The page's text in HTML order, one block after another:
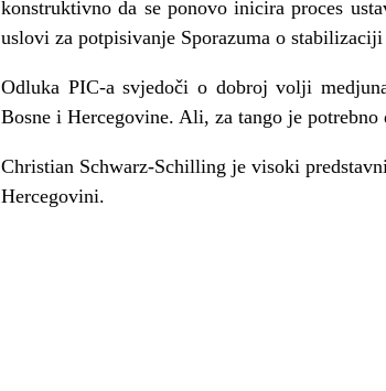
konstruktivno da se ponovo inicira proces
uslovi za potpisivanje Sporazuma o
Odluka PIC-a svjedoči o dobroj volji
Bosne i Hercegovine. Ali, za tango je potrebno
Christian Schwarz-Schilling je visoki
Hercegovini.